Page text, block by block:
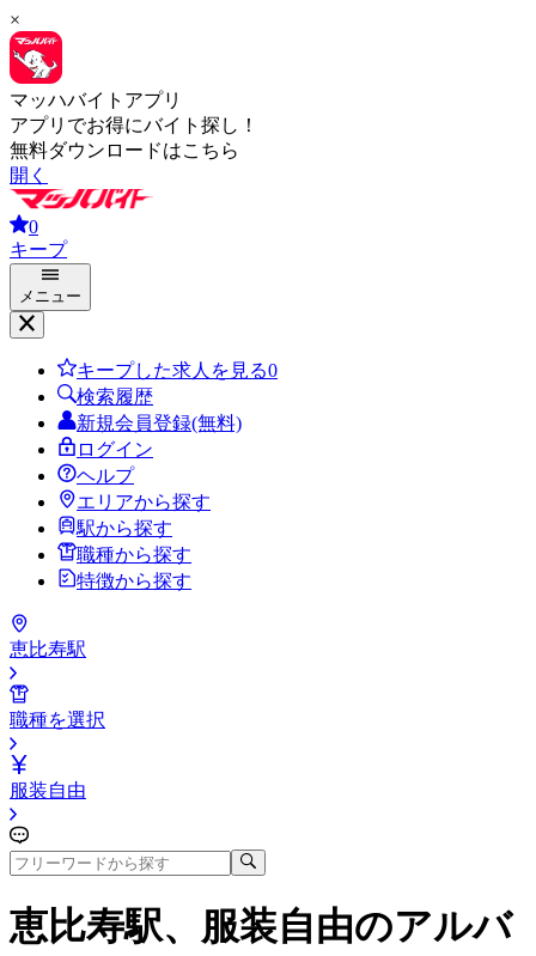
×
マッハバイトアプリ
アプリでお得にバイト探し！
無料ダウンロードはこちら
開く
0
キープ
メニュー
キープした求人を見る0
検索履歴
新規会員登録(無料)
ログイン
ヘルプ
エリアから探す
駅から探す
職種から探す
特徴から探す
恵比寿駅
職種を選択
服装自由
恵比寿駅、服装自由のアルバ